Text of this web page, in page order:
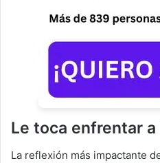
Le toca enfrentar a
La reflexión más impactante